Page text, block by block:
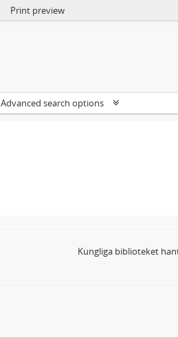
Print preview
Advanced search options
Kungliga biblioteket